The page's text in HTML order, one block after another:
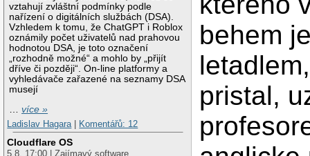
vztahují zvláštní podmínky podle
nařízení o digitálních službách (DSA).
Vzhledem k tomu, že ChatGPT i Roblox
oznámily počet uživatelů nad prahovou
hodnotou DSA, je toto označení
„rozhodně možné“ a mohlo by „přijít
dříve či později“. On-line platformy a
vyhledávače zařazené na seznamy DSA
musejí
…více »
Ladislav Hagara| Komentářů: 12
Cloudflare OS
5.8. 17:00 | Zajímavý software
behem
pristal,